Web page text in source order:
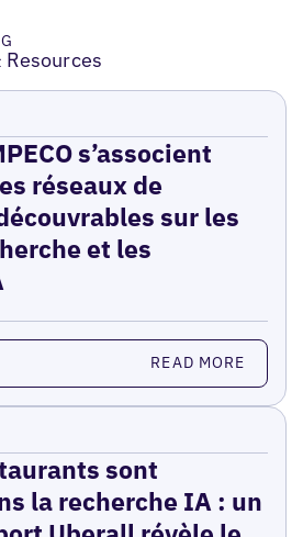
s’associent
réseaux de
sur les
et les
READ MORE
sont
la recherche IA : un